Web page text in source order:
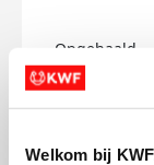
Welkom bij
Opgehaald
€0